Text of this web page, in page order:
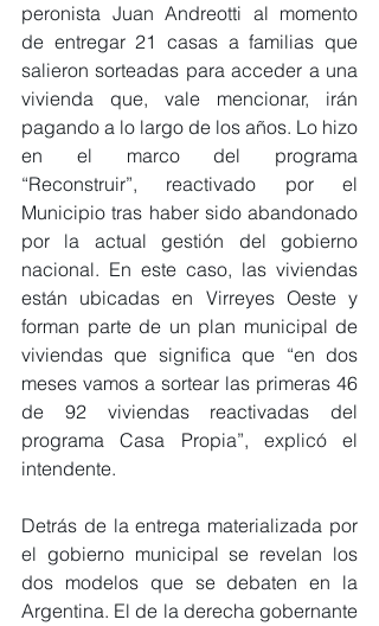
peronista Juan Andreotti al momento
de entregar 21 casas a familias que
salieron sorteadas para acceder a una
vivienda que, vale mencionar, irán
pagando a lo largo de los años. Lo hizo
en el marco del programa
“Reconstruir”, reactivado por el
Municipio tras haber sido abandonado
por la actual gestión del gobierno
nacional. En este caso, las viviendas
están ubicadas en Virreyes Oeste y
forman parte de un plan municipal de
viviendas que significa que “en dos
meses vamos a sortear las primeras 46
de 92 viviendas reactivadas del
programa Casa Propia”, explicó el
intendente.
Detrás de la entrega materializada por
el gobierno municipal se revelan los
dos modelos que se debaten en la
Argentina. El de la derecha gobernante